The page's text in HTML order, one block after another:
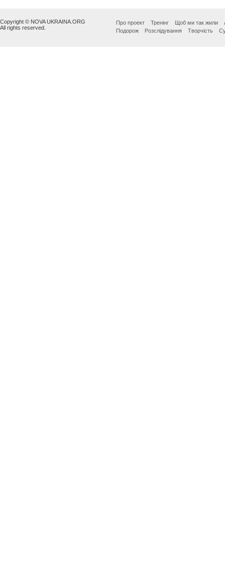
Copyright © NOVA UKRAINA.ORG
All rights reserved.
Про проект Тренінг Щоб ми так жили
Подорож
Розслідування Творчість